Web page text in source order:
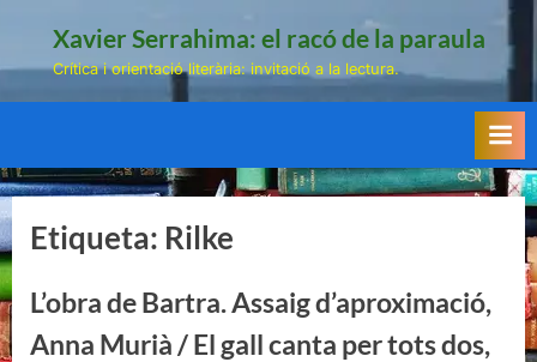
Xavier Serrahima: el racó de la paraula
Crítica i orientació literària: invitació a la lectura.
Etiqueta: Rilke
L’obra de Bartra. Assaig d’aproximació,
Anna Murià / El gall canta per tots dos,